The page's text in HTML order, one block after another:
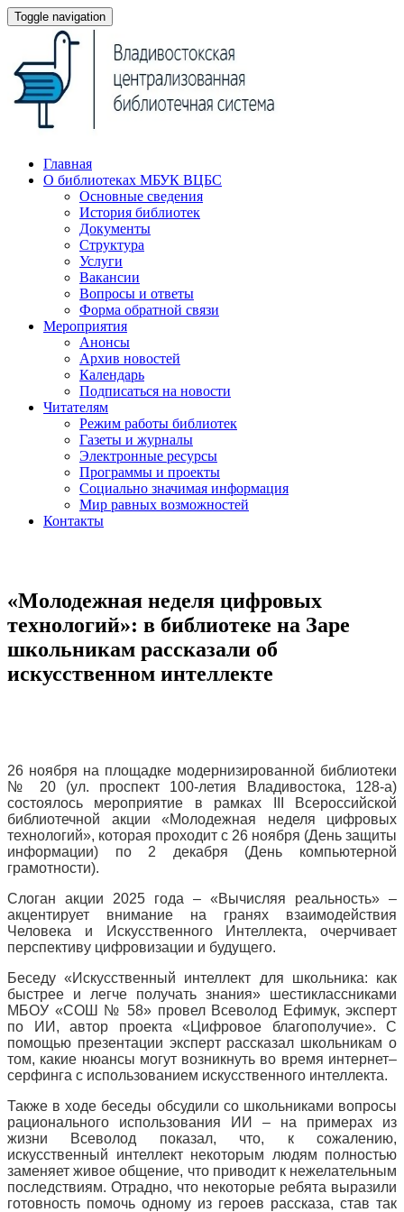
Toggle navigation
Главная
О библиотеках МБУК ВЦБС
Основные сведения
История библиотек
Документы
Структура
Услуги
Вакансии
Вопросы и ответы
Форма обратной связи
Мероприятия
Анонсы
Архив новостей
Календарь
Подписаться на новости
Читателям
Режим работы библиотек
Газеты и журналы
Электронные ресурсы
Программы и проекты
Социально значимая информация
Мир равных возможностей
Контакты
«Молодежная неделя цифровых
технологий»: в библиотеке на Заре
школьникам рассказали об
искусственном интеллекте
26 ноября на площадке модернизированной библиотеки
№ 20 (ул. проспект 100-летия Владивостока, 128-а)
состоялось мероприятие в рамках III Всероссийской
библиотечной акции «Молодежная неделя цифровых
технологий», которая проходит с 26 ноября (День защиты
информации) по 2 декабря (День компьютерной
грамотности).
Слоган акции 2025 года – «Вычисляя реальность» –
акцентирует внимание на гранях взаимодействия
Человека и Искусственного Интеллекта, очерчивает
перспективу цифровизации и будущего.
Беседу «Искусственный интеллект для школьника: как
быстрее и легче получать знания» шестиклассниками
МБОУ «СОШ № 58» провел Всеволод Ефимук, эксперт
по ИИ, автор проекта «Цифровое благополучие». С
помощью презентации эксперт рассказал школьникам о
том, какие нюансы могут возникнуть во время интернет–
серфинга с использованием искусственного интеллекта.
Также в ходе беседы обсудили со школьниками вопросы
рационального использования ИИ – на примерах из
жизни Всеволод показал, что, к сожалению,
искусственный интеллект некоторым людям полностью
заменяет живое общение, что приводит к нежелательным
последствиям. Отрадно, что некоторые ребята выразили
готовность помочь одному из героев рассказа, став так